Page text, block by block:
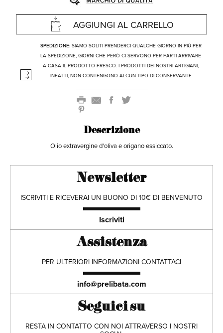
AGGIUNGI AL CARRELLO
SPEDIZIONE:SIAMO SOLITI PRENDERCI QUALCHE GIORNO IN PIÙ PER
LA SPEDIZIONE, GIORNI CHE PERÒ CI SERVONO PER FARTI ARRIVARE
A CASA IL PRODOTTO FRESCO. I PRODOTTI DEI NOSTRI ARTIGIANI,
INFATTI, NON CONTENGONO ALCUN TIPO DI CONSERVANTE
Descrizione
Olio extravergine d'oliva e origano essiccato.
Newsletter
ISCRIVITI E RICEVERAI UN BUONO DI 10€ DI BENVENUTO
Iscriviti
Assistenza
PER ULTERIORI INFORMAZIONI CONTATTACI
info@prelibata.com
Seguici su
RESTA IN CONTATTO CON NOI ATTRAVERSO I NOSTRI